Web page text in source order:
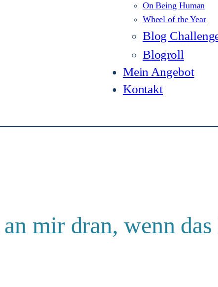
On Being Human
Wheel of the Year
Blog
Blogroll
Mein Angebot
Kontakt
mir dran, wenn